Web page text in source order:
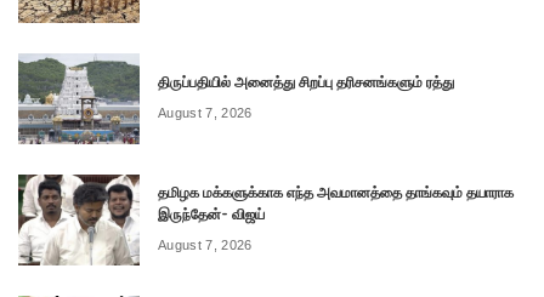
திருப்பதியில் அனைத்து சிறப்பு தரிசனங்களும் ரத்து
August 7, 2026
தமிழக மக்களுக்காக எந்த அவமானத்தை தாங்கவும் தயாராக
இருந்தேன்- விஜய்
August 7, 2026